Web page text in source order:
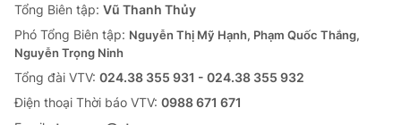
Tổng Biên tập: Vũ Thanh Thủy
Phó Tổng Biên tập: Nguyễn Thị Mỹ Hạnh, Phạm Quốc Thắng,
Nguyễn Trọng Ninh
Tổng đài VTV: 024.38 355 931 - 024.38 355 932
Ðiện thoại Thời báo VTV: 0988 671 671